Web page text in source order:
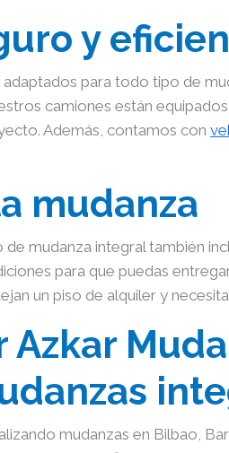
y
para todo tipo de
camiones están
Además, contamos con
mudanza
mudanza integral también
para que puedas
un piso de alquiler y
Azkar
mudanzas en Bilbao,